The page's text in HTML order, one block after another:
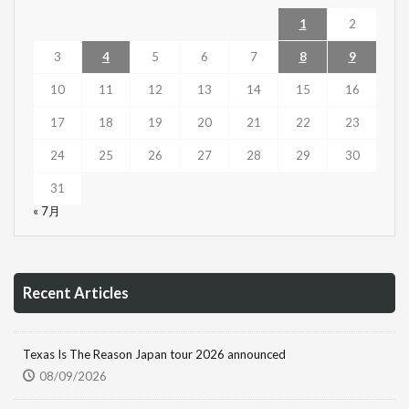
1 2
3 4 5 6 7 8 9
10 11 12 13 14 15 16
17 18 19 20 21 22 23
24 25 26 27 28 29 30
31
« 7月
Recent Articles
Texas Is The Reason Japan tour 2026 announced
08/09/2026